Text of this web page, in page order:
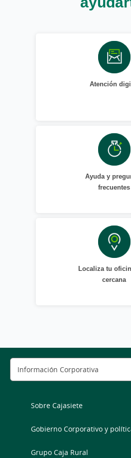
Atención
Ayuda y
frecuentes
Localiza tu
cercana
Sobre Cajasiete
Gobierno Corporativo y
Grupo Caja Rural